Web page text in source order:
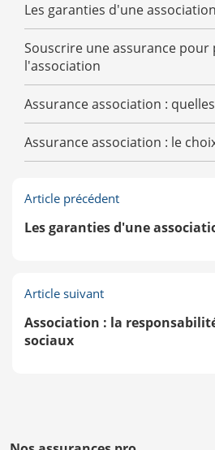
Les garanties d'une
Souscrire une assurance
l'association
Assurance association :
Assurance association : le
Article précédent
Les garanties d'une
Article suivant
Association : la
sociaux